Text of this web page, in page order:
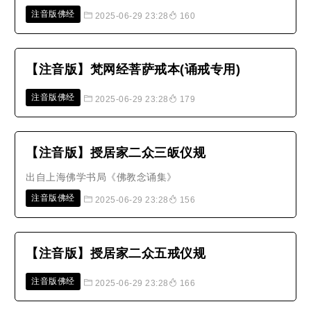
注音版佛经 2025-06-29 23:28 160
【注音版】梵网经菩萨戒本(诵戒专用)
注音版佛经 2025-06-29 23:28 179
【注音版】授居家二众三皈仪规
出自上海佛学书局《佛教念诵集》
注音版佛经 2025-06-29 23:28 156
【注音版】授居家二众五戒仪规
注音版佛经 2025-06-29 23:28 166